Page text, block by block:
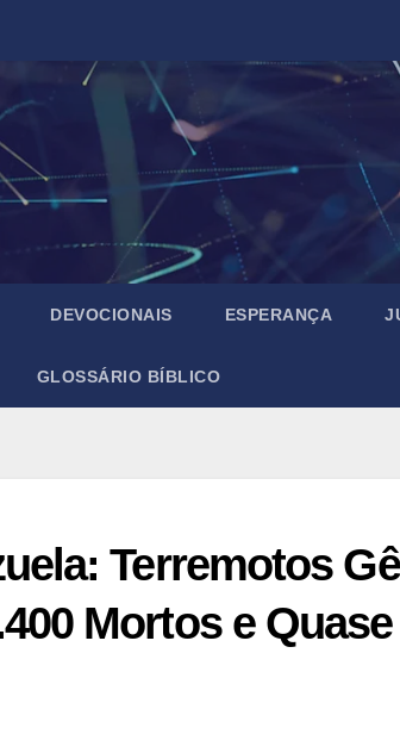
DEVOCIONAIS ESPERANÇA
GLOSSÁRIO BÍBLICO
Terremotos
Mortos e Quase